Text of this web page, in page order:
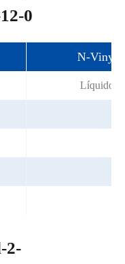
0
N-Vinyl-
Líquido
2-